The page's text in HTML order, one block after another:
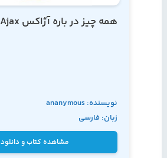
همه چیز در باره آژاکس Ajax
نویسنده: ananymous
زبان: فارسی
مشاهده کتاب و دانلود